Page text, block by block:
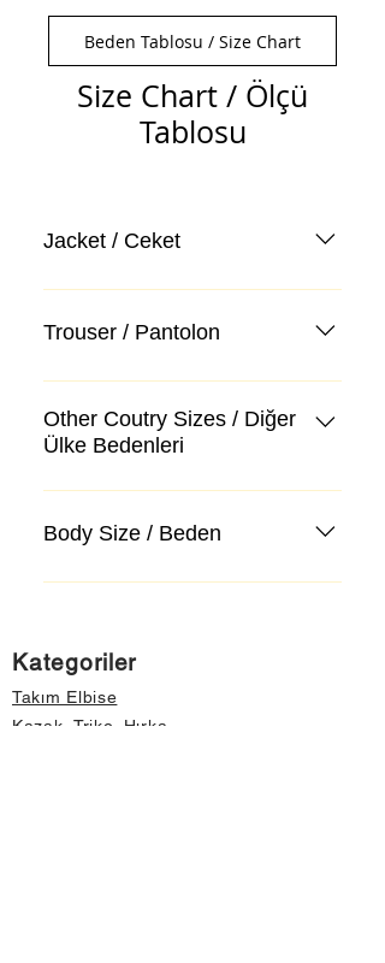
Beden Tablosu / Size Chart
Size Chart / Ölçü
Tablosu
Jacket / Ceket
Trouser / Pantolon
Other Coutry Sizes / Diğer
Ülke Bedenleri
Body Size / Beden
Kategoriler
Takım Elbise
Kazak, Triko, Hırka